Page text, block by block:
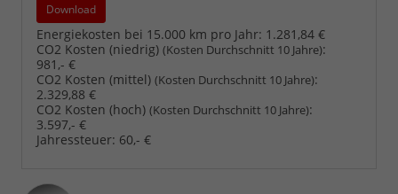
Download
Energiekosten bei 15.000 km pro Jahr: 1.281,84 €
CO2 Kosten (niedrig) (Kosten Durchschnitt 10 Jahre):
981,- €
CO2 Kosten (mittel) (Kosten Durchschnitt 10 Jahre):
2.329,88 €
CO2 Kosten (hoch) (Kosten Durchschnitt 10 Jahre):
3.597,- €
Jahressteuer: 60,- €